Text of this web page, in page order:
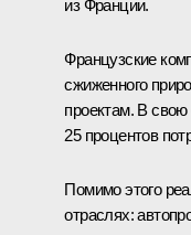
из Франции.
Французские
сжиженного
проектам. В
25 процентов
Помимо этого
отраслях: